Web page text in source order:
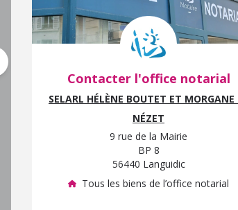
Contacter l'office notarial
SELARL HÉLÈNE BOUTET ET MORGANE
NÉZET
9 rue de la Mairie
BP 8
56440 Languidic
Tous les biens de l’office notarial